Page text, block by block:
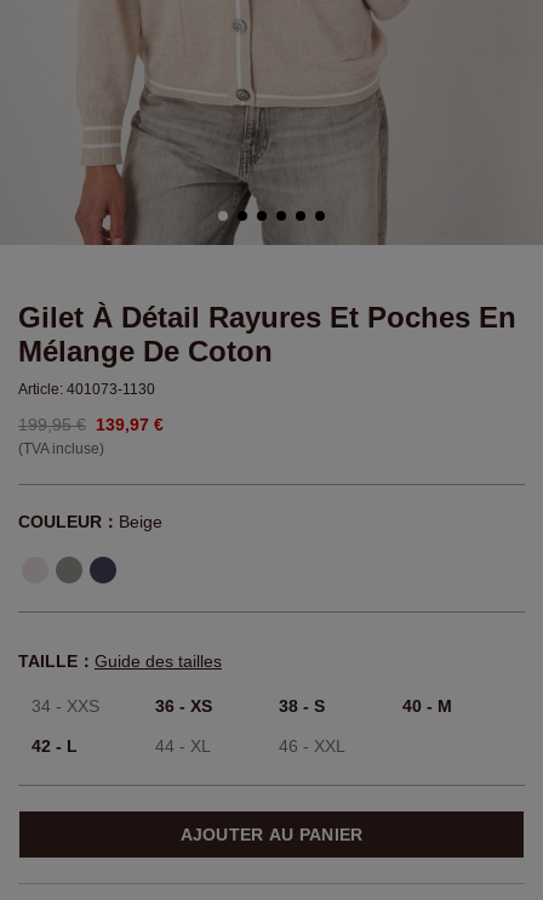
Gilet À Détail Rayures Et Poches En
Mélange De Coton
Article: 401073-1130
199,95 € 139,97 €
(TVA incluse)
COULEUR： Beige
TAILLE： Guide des tailles
34 - XXS 36 - XS 38 - S 40 - M
42 - L 44 - XL 46 - XXL
AJOUTER AU PANIER